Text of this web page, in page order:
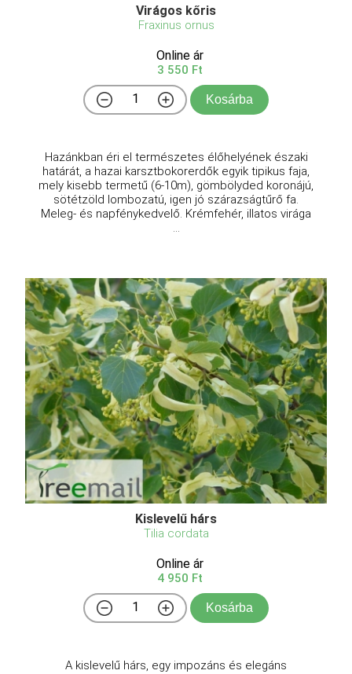
Virágos kőris
Fraxinus ornus
Online ár
3 550 Ft
Kosárba
Hazánkban éri el természetes élőhelyének északi
határát, a hazai karsztbokorerdők egyik tipikus faja,
mely kisebb termetű (6-10m), gömbölyded koronájú,
sötétzöld lombozatú, igen jó szárazságtűrő fa.
Meleg- és napfénykedvelő. Krémfehér, illatos virága
...
Kislevelű hárs
Tilia cordata
Online ár
4 950 Ft
Kosárba
A kislevelű hárs, egy impozáns és elegáns